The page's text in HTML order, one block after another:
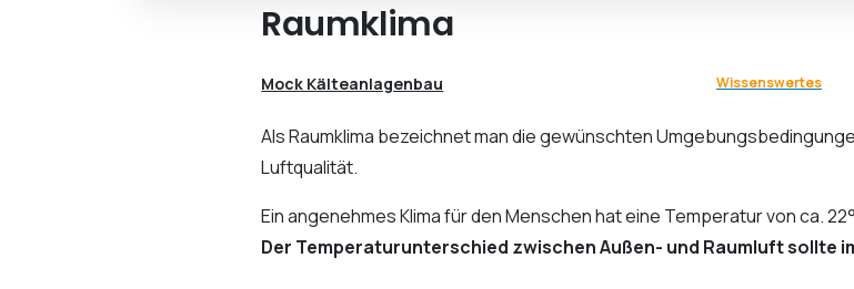
Raumklima
Mock Kälteanlagenbau Wissenswertes
Als Raumklima bezeichnet man die gewünschten
Luftqualität.
Ein angenehmes Klima für den Menschen hat eine Temperatur von ca.
Der Temperaturunterschied zwischen Außen- und Raumluft sollte